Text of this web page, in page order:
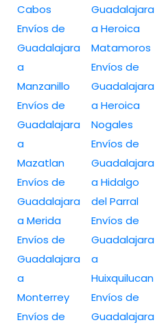
Cabos
Envíos de
Guadalajara
a
Manzanillo
Envíos de
Guadalajara
a
Mazatlan
Envíos de
Guadalajara
a Merida
Envíos de
Guadalajara
a
Monterrey
Envíos de
Guadalajara
a Heroica
Matamoros
Envíos de
Guadalajara
a Heroica
Nogales
Envíos de
Guadalajara
a Hidalgo
del Parral
Envíos de
Guadalajara
a
Huixquilucan
Envíos de
Guadalajara